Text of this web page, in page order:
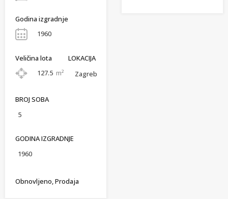
Godina izgradnje
1960
Veličina lota
127.5 m²
LOKACIJA
Zagreb
BROJ SOBA
5
GODINA IZGRADNJE
1960
Obnovljeno, Prodaja